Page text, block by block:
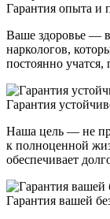
Гарантия опыта и
Ваше здоровье —
наркологов,
постоянно
Гарантия
Наша цель — не
к полноценной
обеспечивает
Гарантия вашей